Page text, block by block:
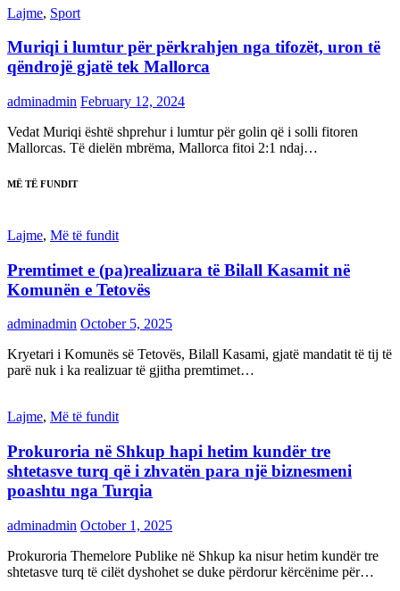
Lajme, Sport
Muriqi i lumtur për përkrahjen nga tifozët, uron të
qëndrojë gjatë tek Mallorca
adminadmin February 12, 2024
Vedat Muriqi është shprehur i lumtur për golin që i solli fitoren
Mallorcas. Të dielën mbrëma, Mallorca fitoi 2:1 ndaj…
MË TË FUNDIT
Lajme, Më të fundit
Premtimet e (pa)realizuara të Bilall Kasamit në
Komunën e Tetovës
adminadmin October 5, 2025
Kryetari i Komunës së Tetovës, Bilall Kasami, gjatë mandatit të tij të
parë nuk i ka realizuar të gjitha premtimet…
Lajme, Më të fundit
Prokuroria në Shkup hapi hetim kundër tre
shtetasve turq që i zhvatën para një biznesmeni
poashtu nga Turqia
adminadmin October 1, 2025
Prokuroria Themelore Publike në Shkup ka nisur hetim kundër tre
shtetasve turq të cilët dyshohet se duke përdorur kërcënime për…